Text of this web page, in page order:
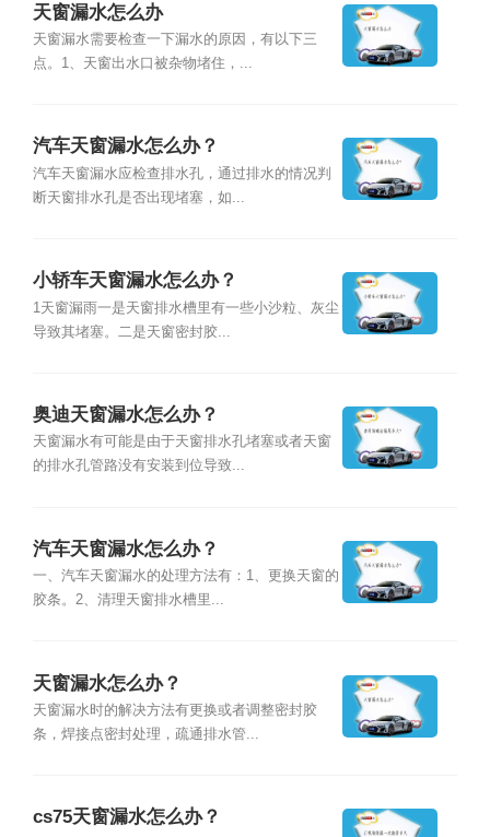
天窗漏水怎么办
天窗漏水需要检查一下漏水的原因，有以下三
点。1、天窗出水口被杂物堵住，...
汽车天窗漏水怎么办？
汽车天窗漏水应检查排水孔，通过排水的情况判
断天窗排水孔是否出现堵塞，如...
小轿车天窗漏水怎么办？
1天窗漏雨一是天窗排水槽里有一些小沙粒、灰尘
导致其堵塞。二是天窗密封胶...
奥迪天窗漏水怎么办？
天窗漏水有可能是由于天窗排水孔堵塞或者天窗
的排水孔管路没有安装到位导致...
汽车天窗漏水怎么办？
一、汽车天窗漏水的处理方法有：1、更换天窗的
胶条。2、清理天窗排水槽里...
天窗漏水怎么办？
天窗漏水时的解决方法有更换或者调整密封胶
条，焊接点密封处理，疏通排水管...
cs75天窗漏水怎么办？